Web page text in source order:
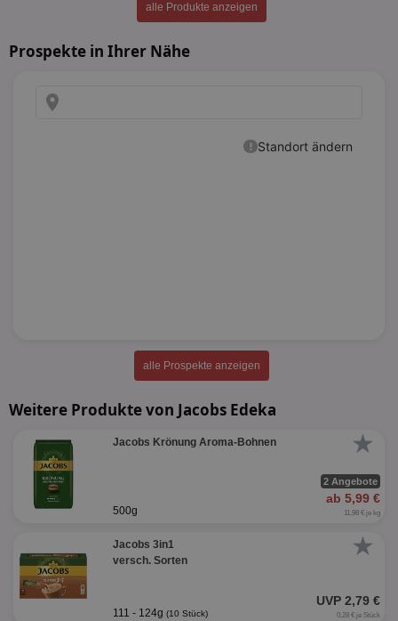
alle Produkte anzeigen
Prospekte in Ihrer Nähe
alle Prospekte anzeigen
Weitere Produkte von Jacobs Edeka
★
Jacobs Krönung Aroma-Bohnen
2 Angebote
ab 5,99 €
500g 11,98 € je kg
★
Jacobs 3in1
versch. Sorten
UVP 2,79 €
111 - 124g (10 Stück) 0,28 € je Stück